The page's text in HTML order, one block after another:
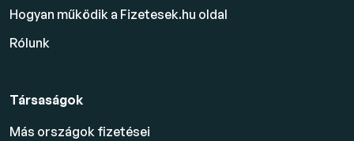
Hogyan működik a Fizetesek.hu oldal
Rólunk
Társaságok
Más országok fizetései